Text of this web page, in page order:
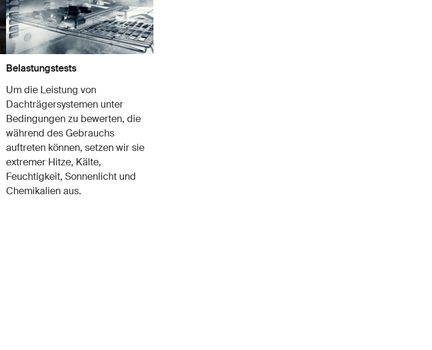
Belastungstests
Um die Leistung von
Dachträgersystemen unter
Bedingungen zu bewerten, die
während des Gebrauchs
auftreten können, setzen wir sie
extremer Hitze, Kälte,
Feuchtigkeit, Sonnenlicht und
Chemikalien aus.